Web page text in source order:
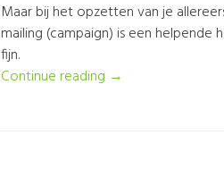
Maar bij het opzetten van je
mailing (campaign) is een helpende
fijn.
Continue reading →